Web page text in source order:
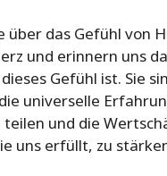
über das Gefühl von
und erinnern uns
Gefühl ist. Sie
universelle
teilen und die
uns erfüllt, zu